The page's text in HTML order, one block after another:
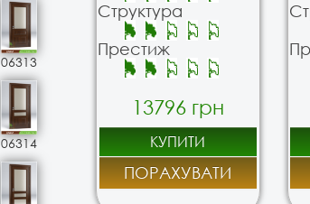
06313
06314
Структура
Престиж
13796 грн
КУПИТИ
ПОРАХУВАТИ